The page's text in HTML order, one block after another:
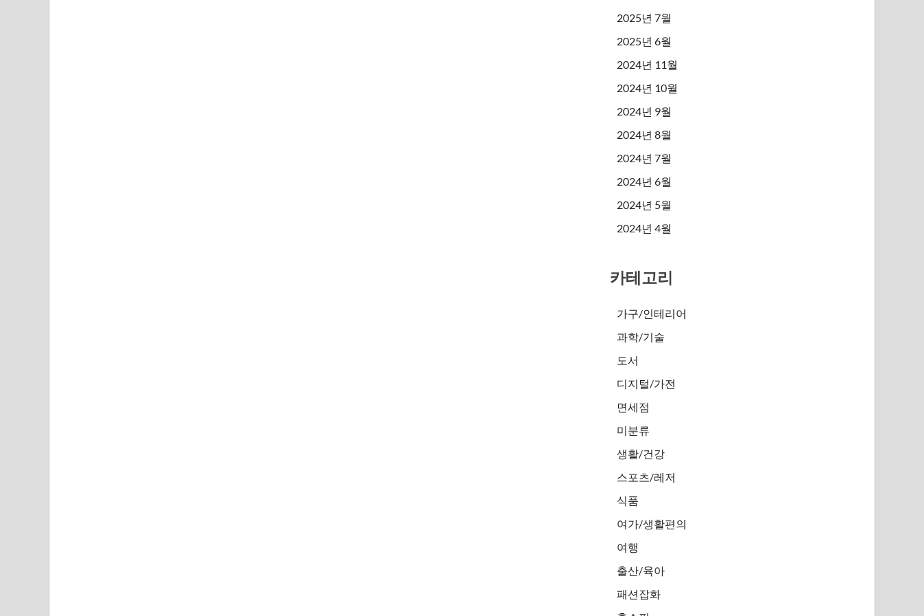
2025년 7월
2025년 6월
2024년 11월
2024년 10월
2024년 9월
2024년 8월
2024년 7월
2024년 6월
2024년 5월
2024년 4월
카테고리
가구/인테리어
과학/기술
도서
디지털/가전
면세점
미분류
생활/건강
스포츠/레저
식품
여가/생활편의
여행
출산/육아
패션잡화